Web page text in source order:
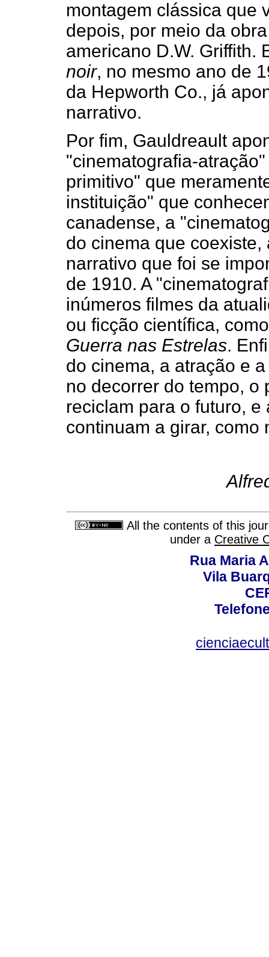
montagem clássica que
depois, por meio da
americano D.W. Griffith.
noir, no mesmo ano de
da Hepworth Co., já
narrativo.
Por fim, Gauldreault
"cinematografia-
primitivo" que
instituição" que
canadense, a
do cinema que
narrativo que foi se
de 1910. A
inúmeros filmes da
ou ficção científica,
Guerra nas Estrelas.
do cinema, a atração e
no decorrer do tempo, o
reciclam para o futuro,
continuam a girar, como
All the contents of this
under a Creative
Rua Maria
Vila